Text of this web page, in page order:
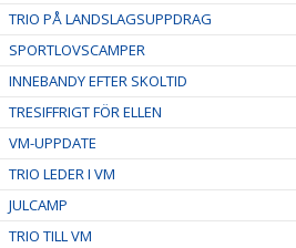
TRIO PÅ LANDSLAGSUPPDRAG
SPORTLOVSCAMPER
INNEBANDY EFTER SKOLTID
TRESIFFRIGT FÖR ELLEN
VM-UPPDATE
TRIO LEDER I VM
JULCAMP
TRIO TILL VM